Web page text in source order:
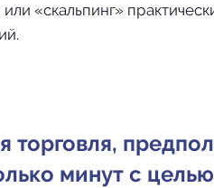
«скальпинг»
торговля,
минут с